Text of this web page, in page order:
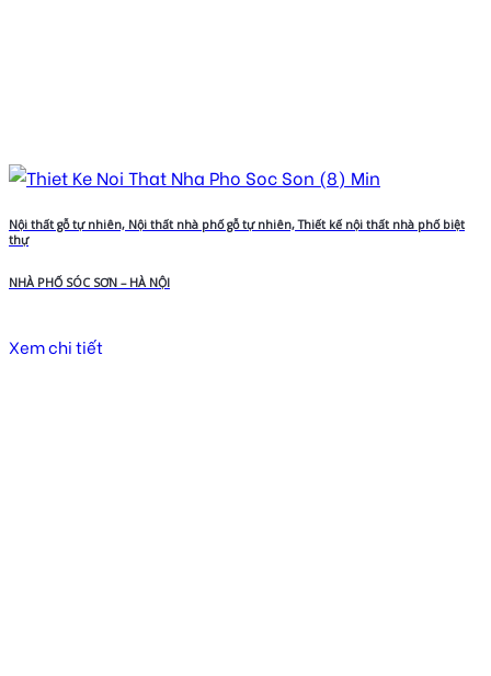
Nội thất gỗ tự nhiên, Nội thất nhà phố gỗ tự nhiên, Thiết kế nội thất nhà phố biệt
thự
NHÀ PHỐ SÓC SƠN – HÀ NỘI
Xem chi tiết